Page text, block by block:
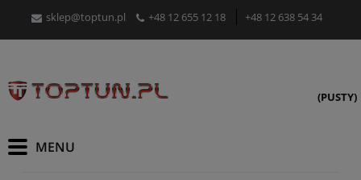
sklep@toptun.pl +48 12 655 12 18 +48 12 638 54 34
(PUSTY)